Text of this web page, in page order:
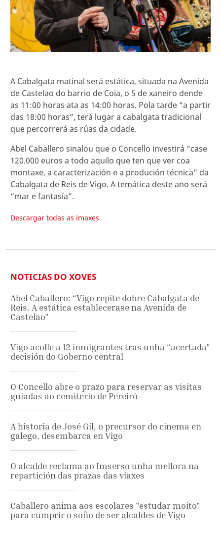
A Cabalgata matinal será estática, situada na Avenida
de Castelao do barrio de Coia, o 5 de xaneiro dende
as 11:00 horas ata as 14:00 horas. Pola tarde “a partir
das 18:00 horas”, terá lugar a cabalgata tradicional
que percorrerá as rúas da cidade.
Abel Caballero sinalou que o Concello investirá "case
120.000 euros a todo aquilo que ten que ver coa
montaxe, a caracterización e a produción técnica" da
Cabalgata de Reis de Vigo. A temática deste ano será
“mar e fantasía”.
Descargar todas as imaxes
NOTICIAS DO XOVES
Abel Caballero: “Vigo repite dobre Cabalgata de
Reis. A estática establecerase na Avenida de
Castelao”
Vigo acolle a 12 inmigrantes tras unha “acertada”
decisión do Goberno central
O Concello abre o prazo para reservar as visitas
guiadas ao cemiterio de Pereiró
A historia de José Gil, o precursor do cinema en
galego, desembarca en Vigo
O alcalde reclama ao Imserso unha mellora na
repartición das prazas das viaxes
Caballero anima aos escolares "estudar moito"
para cumprir o soño de ser alcaldes de Vigo